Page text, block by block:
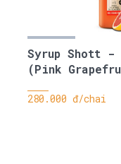
Syrup Shott -
(Pink
280.000 đ/chai